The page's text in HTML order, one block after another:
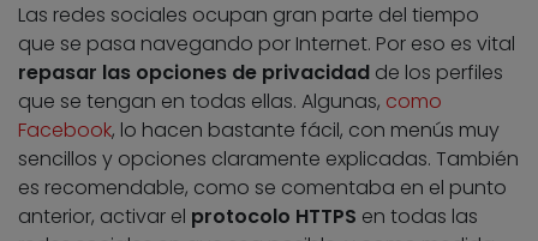
Las redes sociales ocupan gran parte del tiempo
que se pasa navegando por Internet. Por eso es vital
repasar las opciones de privacidad de los perfiles
que se tengan en todas ellas. Algunas, como
Facebook, lo hacen bastante fácil, con menús muy
sencillos y opciones claramente explicadas. También
es recomendable, como se comentaba en el punto
anterior, activar el protocolo HTTPS en todas las